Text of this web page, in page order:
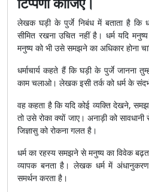
लेखक घड़ी के पुर्जे निबंध में बताता है कि
सीमित रखना उचित नहीं है। धर्म यदि
मनुष्य को भी उसे समझने का अधिकार होना
धर्माचार्य कहते हैं कि घड़ी के पुर्जे जानना
काम चलाओ। लेखक इसी तर्क को धर्म के
वह कहता है कि यदि कोई व्यक्ति देखने,
तो उसे रोका क्यों जाए। अनाड़ी को
जिज्ञासु को रोकना गलत है।
धर्म का रहस्य समझने से मनुष्य का विवेक
व्यापक बनता है। लेखक धर्म में
समर्थन करता है।